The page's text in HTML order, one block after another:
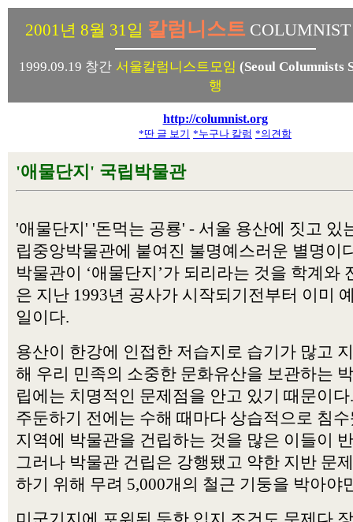
2001년 8월 31일 칼럼니스트 COLUMNIST
1999.09.19 창간 서울칼럼니스트모임 (Seoul Columnists
행
http://columnist.org
*딴 글 보기 *누구나 칼럼 *의견함
'애물단지' 국립박물관
'애물단지' '돈먹는 공룡' - 서울 용산에 짓고 있
립중앙박물관에 붙여진 불명예스러운 별명이
박물관이 ‘애물단지’가 되리라는 것을 학계와
은 지난 1993년 공사가 시작되기전부터 이미
일이다.
용산이 한강에 인접한 저습지로 습기가 많고
해 우리 민족의 소중한 문화유산을 보관하는
립에는 치명적인 문제점을 안고 있기 때문이
주둔하기 전에는 수해 때마다 상습적으로 침
지역에 박물관을 건립하는 것을 많은 이들이
그러나 박물관 건립은 강행됐고 약한 지반 문
하기 위해 무려 5,000개의 철근 기둥을 박아야